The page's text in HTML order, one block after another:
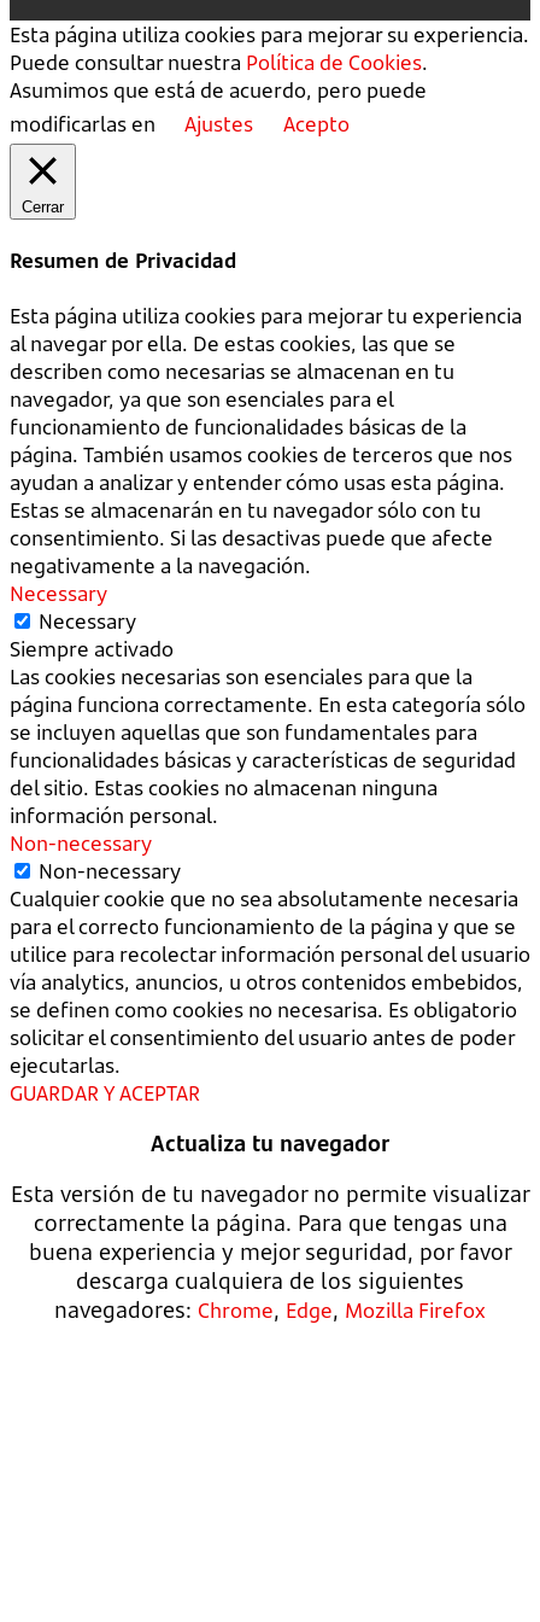
Esta página utiliza cookies para mejorar su experiencia.
Puede consultar nuestra Política de Cookies.
Asumimos que está de acuerdo, pero puede
modificarlas en
Ajustes Acepto
Cerrar
Resumen de Privacidad
Esta página utiliza cookies para mejorar tu experiencia
al navegar por ella. De estas cookies, las que se
describen como necesarias se almacenan en tu
navegador, ya que son esenciales para el
funcionamiento de funcionalidades básicas de la
página. También usamos cookies de terceros que nos
ayudan a analizar y entender cómo usas esta página.
Estas se almacenarán en tu navegador sólo con tu
consentimiento. Si las desactivas puede que afecte
negativamente a la navegación.
Necessary
Necessary
Siempre activado
Las cookies necesarias son esenciales para que la
página funciona correctamente. En esta categoría sólo
se incluyen aquellas que son fundamentales para
funcionalidades básicas y características de seguridad
del sitio. Estas cookies no almacenan ninguna
información personal.
Non-necessary
Non-necessary
Cualquier cookie que no sea absolutamente necesaria
para el correcto funcionamiento de la página y que se
utilice para recolectar información personal del usuario
vía analytics, anuncios, u otros contenidos embebidos,
se definen como cookies no necesarisa. Es obligatorio
solicitar el consentimiento del usuario antes de poder
ejecutarlas.
GUARDAR Y ACEPTAR
Actualiza tu navegador
Esta versión de tu navegador no permite visualizar
correctamente la página. Para que tengas una
buena experiencia y mejor seguridad, por favor
descarga cualquiera de los siguientes
navegadores: Chrome, Edge, Mozilla Firefox